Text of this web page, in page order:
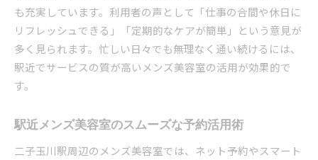
も充実しています。利用者の声として「仕事の合間や休日に
リフレッシュできる」「定期的なケアが簡単」という意見が
多く見られます。忙しい日々でも無理なく通い続けるには、
駅近でサービスの質が高いメンズ美容室の活用が効果的で
す。
駅近メンズ美容室のスムーズな予約活用術
二子玉川駅周辺のメンズ美容室では、ネット予約やスマート